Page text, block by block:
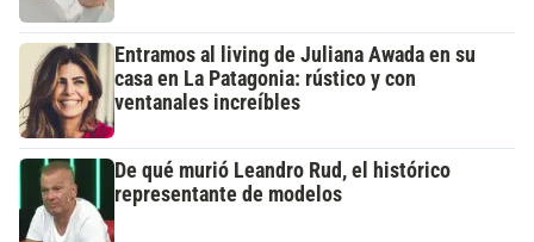
Entramos al living de Juliana Awada en su
casa en La Patagonia: rústico y con
ventanales increíbles
De qué murió Leandro Rud, el histórico
representante de modelos